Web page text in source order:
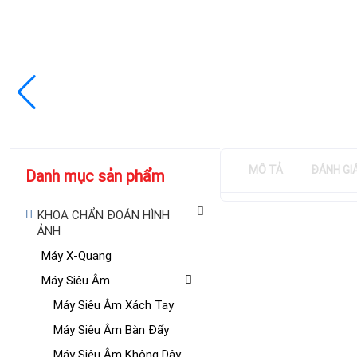
Danh mục sản phẩm
KHOA CHẨN ĐOÁN HÌNH
ẢNH
Máy X-Quang
Máy Siêu Âm
Máy Siêu Âm Xách Tay
Máy Siêu Âm Bàn Đẩy
Máy Siêu Âm Không Dây
MÔ TẢ ĐÁNH